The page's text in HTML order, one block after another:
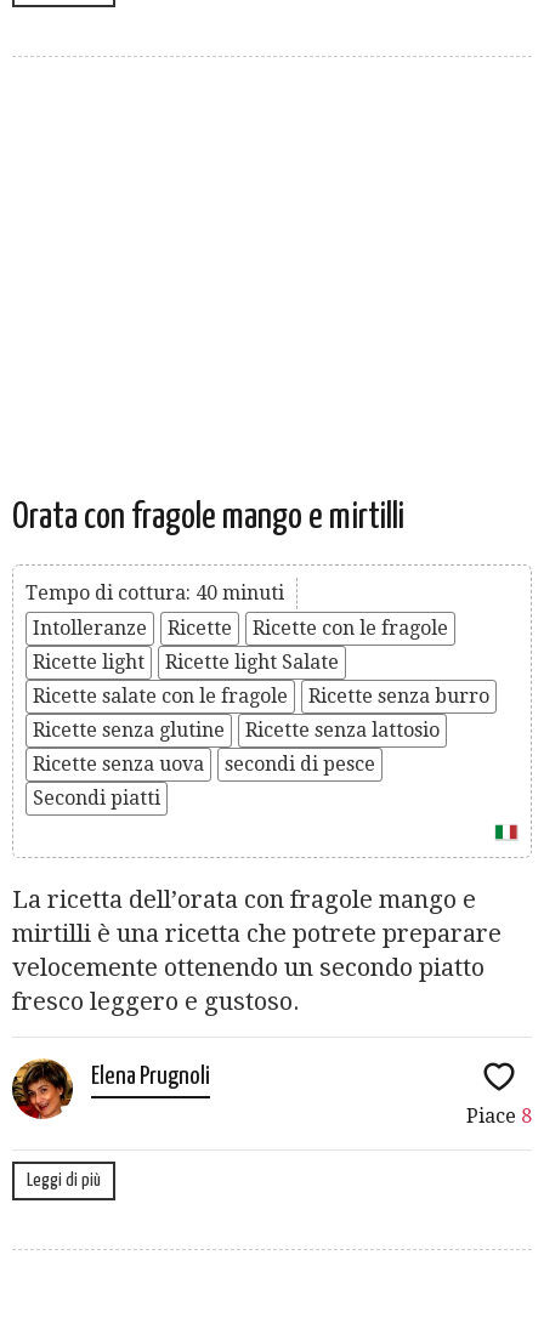
Orata con fragole mango e mirtilli
Tempo di cottura: 40 minuti
Intolleranze
Ricette
Ricette con le fragole
Ricette light
Ricette light Salate
Ricette salate con le fragole
Ricette senza burro
Ricette senza glutine
Ricette senza lattosio
Ricette senza uova
secondi di pesce
Secondi piatti
La ricetta dell’orata con fragole mango e
mirtilli è una ricetta che potrete preparare
velocemente ottenendo un secondo piatto
fresco leggero e gustoso.
Elena Prugnoli
Piace 8
Leggi di più